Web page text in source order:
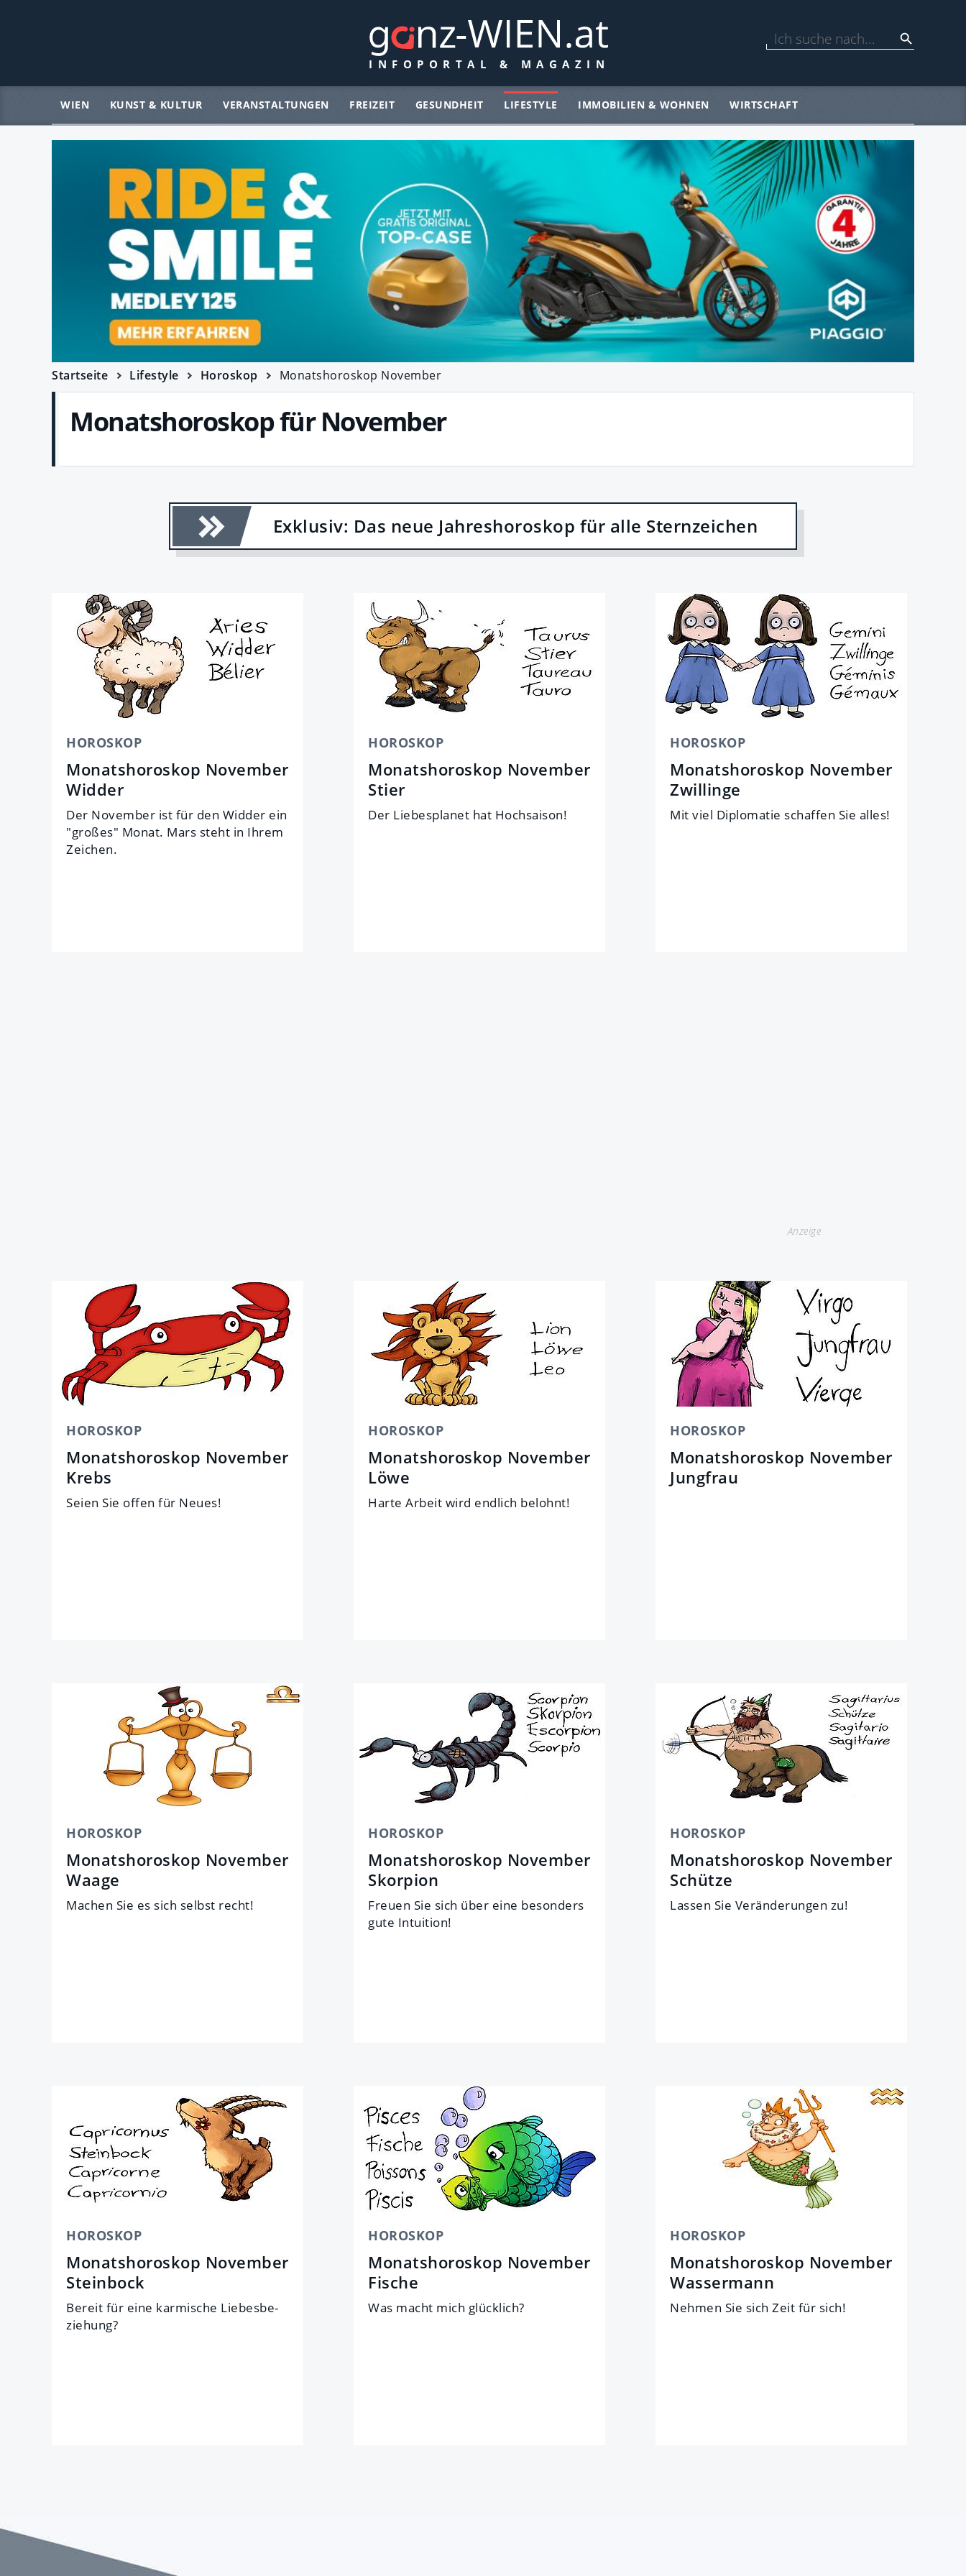
WIEN KUNST & KULTUR VERANSTALTUNGEN FREIZEIT GESUNDHEIT LIFESTYLE IMMOBILIEN & WOHNEN WIRTSCHAFT
Startseite Lifestyle Horoskop Monatshoroskop November
Monatshoroskop für November
Exklusiv: Das neue Jahreshoroskop für alle Sternzeichen
HOROSKOP
Monatshoroskop November
Widder
Der No­vem­ber ist für den Widder ein
"gro­ßes" Mo­nat. Mars steht in Ih­rem
Zei­chen.
HOROSKOP
Monatshoroskop November
Stier
Der Lie­bes­pla­net hat Hoch­sai­son!
HOROSKOP
Monatshoroskop November
Zwillinge
Mit viel Di­plo­ma­tie schaf­fen Sie al­les!
Anzeige
HOROSKOP
Monatshoroskop November
Krebs
Seien Sie offen für Neues!
HOROSKOP
Monatshoroskop November
Löwe
Har­te Ar­beit wird end­lich be­lohnt!
HOROSKOP
Monatshoroskop November
Jungfrau
HOROSKOP
Monatshoroskop November
Waage
Ma­chen Sie es sich selbst recht!
HOROSKOP
Monatshoroskop November
Skorpion
Freu­en Sie sich über eine be­son­ders
gute In­tui­ti­on!
HOROSKOP
Monatshoroskop November
Schütze
Lassen Sie Veränderungen zu!
HOROSKOP
Monatshoroskop November
Steinbock
Be­reit für eine kar­mi­sche Lie­bes­be­
zie­hung?
HOROSKOP
Monatshoroskop November
Fische
Was macht mich glück­lich?
HOROSKOP
Monatshoroskop November
Wassermann
Neh­men Sie sich Zeit für sich!